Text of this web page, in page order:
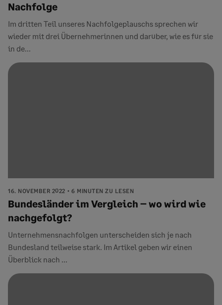
Nachfolge
Im dritten Teil unseres Nachfolgeplauschs sprechen wir
wieder mit drei Übernehmerinnen und darüber, wie es für sie
in de...
16. NOVEMBER 2022 6 MINUTEN ZU LESEN
Bundesländer im Vergleich – wo wird wie
nachgefolgt?
Unternehmensnachfolgen unterscheiden sich je nach
Bundesland teilweise stark. Im Artikel geben wir einen
Überblick nach ...